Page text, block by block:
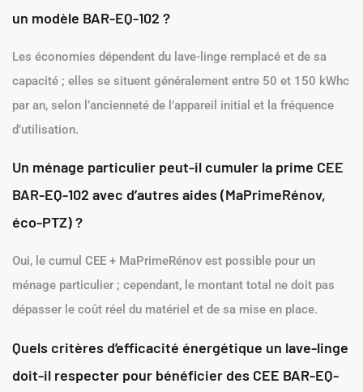
un modèle BAR-EQ-102 ?
Les économies dépendent du lave-linge remplacé et de sa
capacité ; elles se situent généralement entre 50 et 150 kWhc
par an, selon l’ancienneté de l’appareil initial et la fréquence
d’utilisation.
Un ménage particulier peut-il cumuler la prime CEE
BAR-EQ-102 avec d’autres aides (MaPrimeRénov,
éco-PTZ) ?
Oui, le cumul CEE + MaPrimeRénov est possible pour un
ménage particulier ; cependant, le montant total ne doit pas
dépasser le coût réel du matériel et de sa mise en place.
Quels critères d’efficacité énergétique un lave-linge
doit-il respecter pour bénéficier des CEE BAR-EQ-